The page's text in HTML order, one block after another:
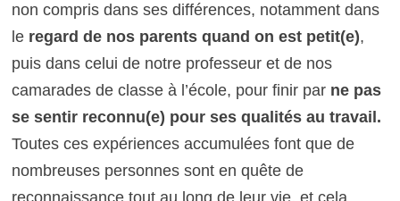
non compris dans ses différences, notamment dans
le regard de nos parents quand on est petit(e),
puis dans celui de notre professeur et de nos
camarades de classe à l’école, pour finir par ne pas
se sentir reconnu(e) pour ses qualités au travail.
Toutes ces expériences accumulées font que de
nombreuses personnes sont en quête de